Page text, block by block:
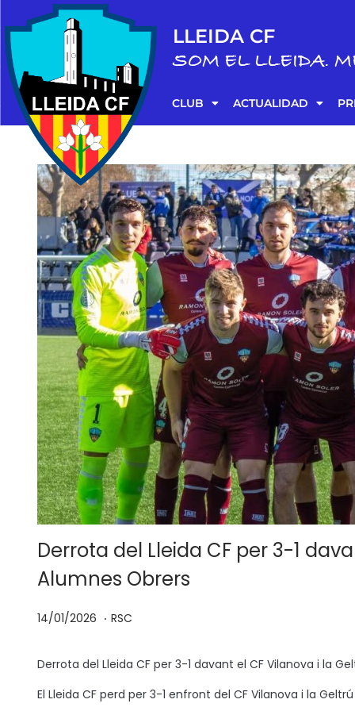
LLEIDA CF
SOM EL LLEIDA.
CLUB ACTUALIDAD
Derrota del Lleida CF per 3-1
Alumnes Obrers
P
b
14/01/2026
/
1
. P
b
RSC
Derrota del Lleida CF per 3-1 davant el CF Vilanova i la
El Lleida CF perd per 3-1 enfront del CF Vilanova i la